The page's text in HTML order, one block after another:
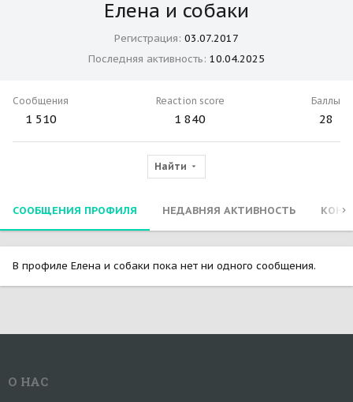
Елена и собаки
Регистрация 03.07.2017
Последняя активность 10.04.2025
Сообщения
1 510
Reaction score
1 840
Баллы
28
Найти
СООБЩЕНИЯ ПРОФИЛЯ НЕДАВНЯЯ АКТИВНОСТЬ
В профиле Елена и собаки пока нет ни одного сообщения.
О НАС